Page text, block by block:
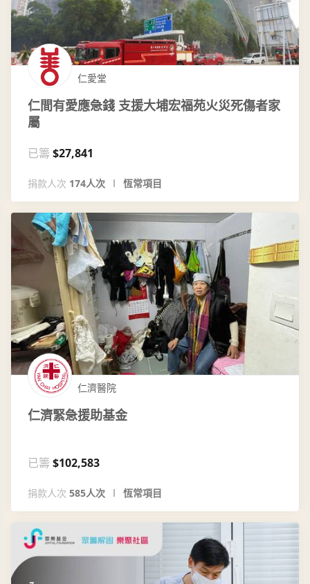
仁愛堂
仁間有愛應急錢 支援大埔宏福苑火災死傷者家
屬
已籌 $27,841
捐款人次 174人次 恆常項目
仁濟醫院
仁濟緊急援助基金
已籌 $102,583
捐款人次 585人次 恆常項目